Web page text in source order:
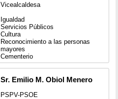
Vicealcaldesa
Igualdad
Servicios Públicos
Cultura
Reconocimiento a las personas
mayores
Cementerio
Sr. Emilio M. Obiol Menero
PSPV-PSOE